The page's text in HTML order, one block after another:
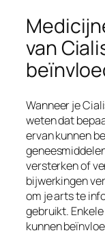
van
Wanneer je
weten dat
ervan kunnen
versterken of
bijwerkingen
om je arts te
gebruikt.
kunnen